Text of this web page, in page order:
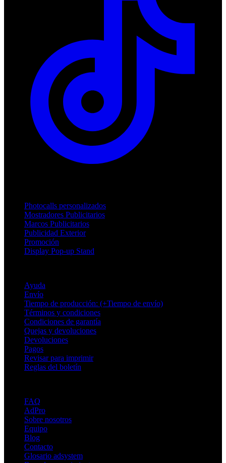
Photocalls personalizados
Mostradores Publicitarios
Marcos Publicitarios
Publicidad Exterior
Promoción
Display Pop-up Stand
Ayuda
Envío
Tiempo de producción: (+Tiempo de envío)
Términos y condiciones
Condiciones de garantía
Quejas y devoluciones
Devoluciones
Pagos
Revisar para imprimir
Reglas del boletín
FAQ
AdPro
Sobre nosotros
Equipo
Blog
Contacto
Glosario adsystem